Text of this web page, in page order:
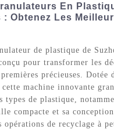
En
Obtenez Les
de plastique de
pour transformer les
précieuses. Dotée
machine innovante
types de plastique,
compacte et sa
de recyclage à